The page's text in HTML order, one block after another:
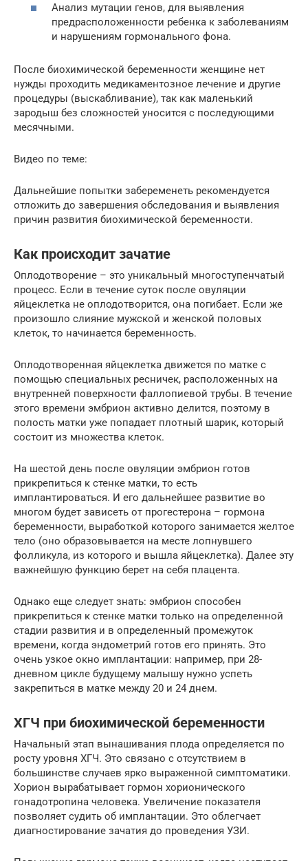
Анализ мутации генов, для выявления
предрасположенности ребенка к заболеваниям
и нарушениям гормонального фона.
После биохимической беременности женщине нет
нужды проходить медикаментозное лечение и другие
процедуры (выскабливание), так как маленький
зародыш без сложностей уносится с последующими
месячными.
Видео по теме:
Дальнейшие попытки забеременеть рекомендуется
отложить до завершения обследования и выявления
причин развития биохимической беременности.
Как происходит зачатие
Оплодотворение – это уникальный многоступенчатый
процесс. Если в течение суток после овуляции
яйцеклетка не оплодотворится, она погибает. Если же
произошло слияние мужской и женской половых
клеток, то начинается беременность.
Оплодотворенная яйцеклетка движется по матке с
помощью специальных ресничек, расположенных на
внутренней поверхности фаллопиевой трубы. В течение
этого времени эмбрион активно делится, поэтому в
полость матки уже попадает плотный шарик, который
состоит из множества клеток.
На шестой день после овуляции эмбрион готов
прикрепиться к стенке матки, то есть
имплантироваться. И его дальнейшее развитие во
многом будет зависеть от прогестерона – гормона
беременности, выработкой которого занимается желтое
тело (оно образовывается на месте лопнувшего
фолликула, из которого и вышла яйцеклетка). Далее эту
важнейшую функцию берет на себя плацента.
Однако еще следует знать: эмбрион способен
прикрепиться к стенке матки только на определенной
стадии развития и в определенный промежуток
времени, когда эндометрий готов его принять. Это
очень узкое окно имплантации: например, при 28-
дневном цикле будущему малышу нужно успеть
закрепиться в матке между 20 и 24 днем.
ХГЧ при биохимической беременности
Начальный этап вынашивания плода определяется по
росту уровня ХГЧ. Это связано с отсутствием в
большинстве случаев ярко выраженной симптоматики.
Хорион вырабатывает гормон хорионического
гонадотропина человека. Увеличение показателя
позволяет судить об имплантации. Это облегчает
диагностирование зачатия до проведения УЗИ.